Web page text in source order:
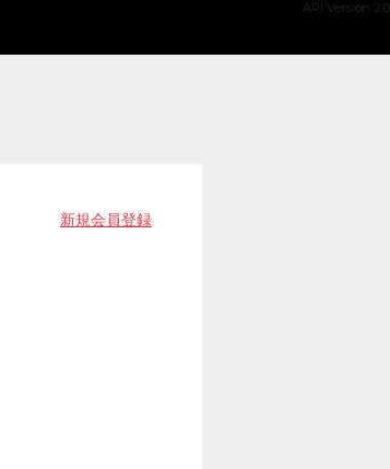
API Version 2.0
新規会員登録